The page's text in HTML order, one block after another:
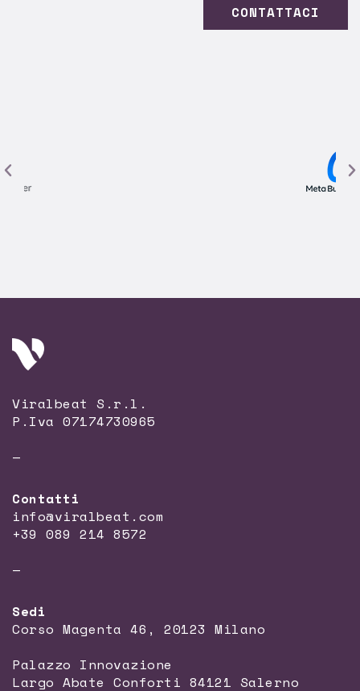
Viralbeat S.r.l.
P.Iva 07174730965
—
Contatti
info@viralbeat.com
+39 089 214 8572
—
Sedi
Corso Magenta 46, 20123 Milano
Palazzo Innovazione
Largo Abate Conforti 84121 Salerno